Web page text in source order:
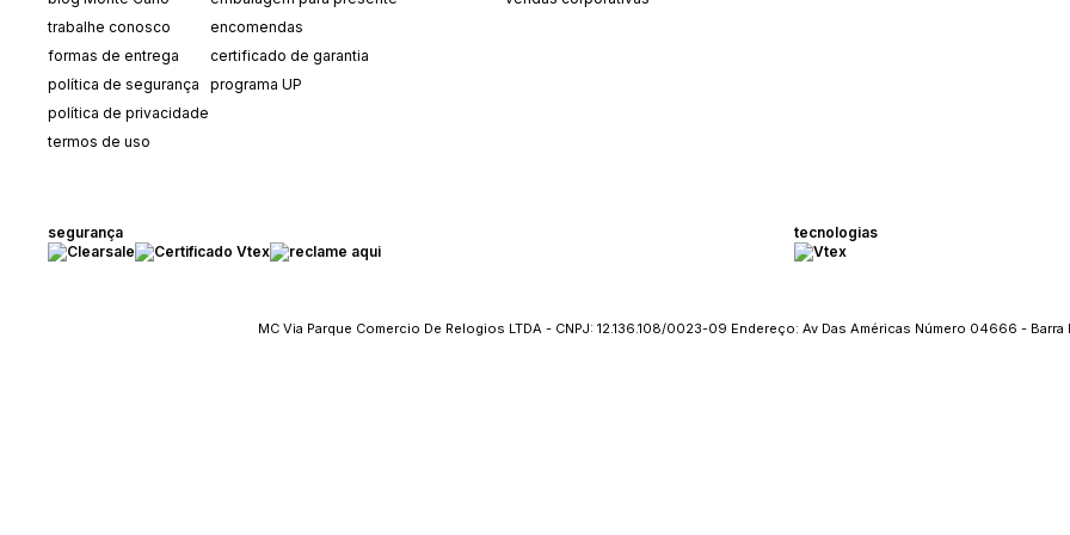
trabalhe conosco
formas de entrega
política de segurança
política de privacidade
termos de uso
encomendas
certificado de garantia
programa UP
segurança tecnologias
MC Via Parque Comercio De Relogios LTDA - CNPJ: 12.136.108/0023-09 Endereço: Av Das Américas Número 04666 -